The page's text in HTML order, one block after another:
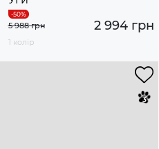
2 994 грн
5 988 грн
1 колір